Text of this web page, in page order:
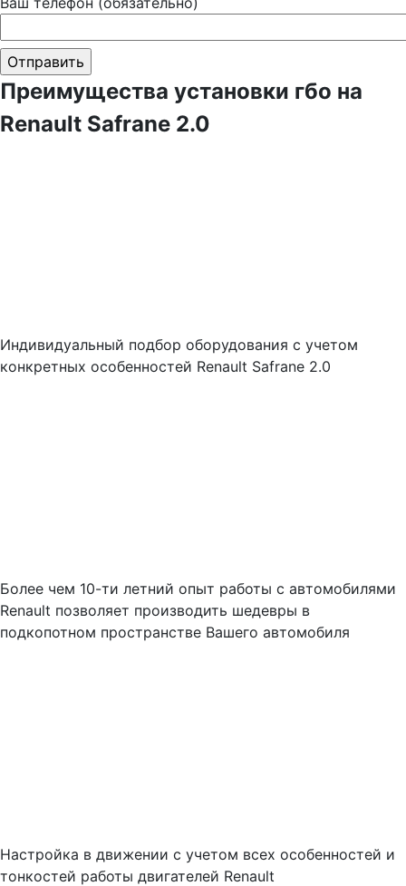
Преимущества установки гбо на
Renault Safrane 2.0
Индивидуальный подбор оборудования с учетом
конкретных особенностей Renault Safrane 2.0
Более чем 10-ти летний опыт работы с автомобилями
Renault позволяет производить шедевры в
подкопотном пространстве Вашего автомобиля
Настройка в движении с учетом всех особенностей и
тонкостей работы двигателей Renault